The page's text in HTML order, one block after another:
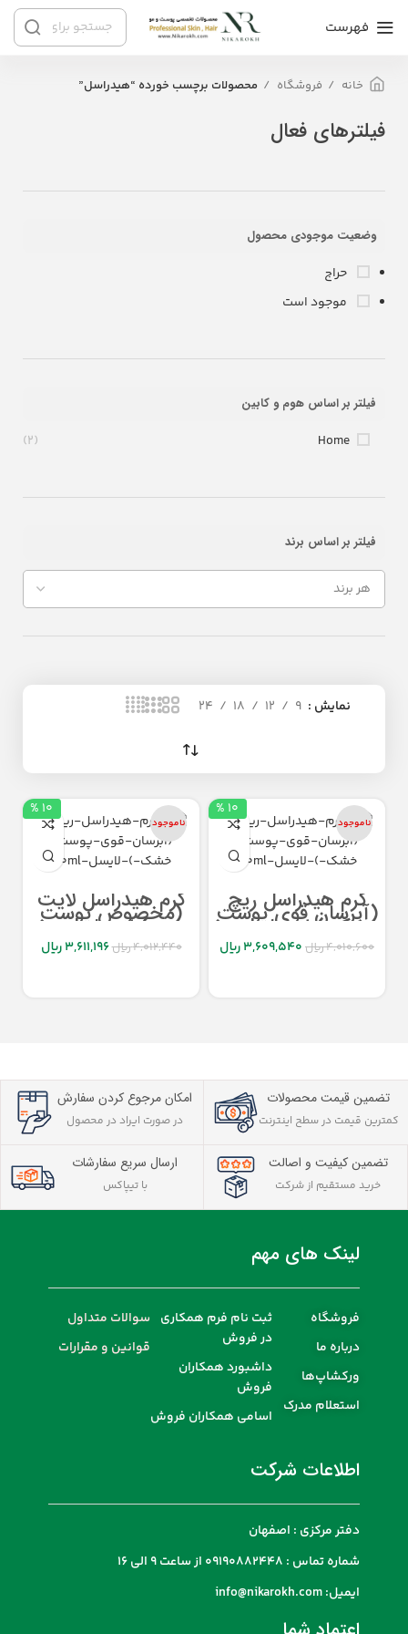
فهرست
خانه فروشگاه محصولات برچسب خورده “هیدراسل”
فیلترهای فعال
وضعیت موجودی محصول
حراج
موجود است
فیلتر بر اساس هوم و کابین
Home
(2)
فیلتر بر اساس برند
نمایش 9
12
18
24
ناموجود
10 %
کرم هیدراسل ریچ
(آبرسان قوی پوست
خشک ) لایسل ۵۰ml
4,010,600ریال 3,609,540ریال
ناموجود
10 %
کرم هیدراسل لایت
(مخصوص پوست
چرب) لایسل ۵۰ml
4,012,440ریال3,611,196 ریال
تضمین قیمت محصولات
کمترین قیمت در سطح اینترنت
امکان مرجوع کردن سفارش
در صورت ایراد در محصول
تضمین کیفیت و اصالت
خرید مستقیم از شرکت
ارسال سریع سفارشات
با تیپاکس
لینک های مهم
فروشگاه
درباره ما
ورکشاپ‌ها
استعلام مدرک
ثبت نام فرم همکاری
در فروش
داشبورد همکاران
فروش
اسامی همکاران فروش
سوالات متداول
قوانین و مقرارات
اطلاعات شرکت
دفتر مرکزی : اصفهان
شماره تماس : 09190882448 از ساعت 9 الی 16
ایمیل: info@nikarokh.com